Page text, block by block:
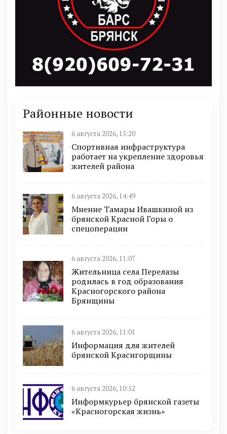
Районные новости
6 августа 2026, 15:20
Спортивная инфраструктура
работает на укрепление здоровья
жителей района
6 августа 2026, 14:49
Мнение Тамары Ивашкиной из
брянской Красной Горы о
спецоперации
6 августа 2026, 11:07
Жительница села Перелазы
родилась в год образования
Красногорского района
Брянщины
6 августа 2026, 11:01
Информация для жителей
брянской Краснгорщины
6 августа 2026, 10:52
Информкурьер брянской газеты
«Красногорская жизнь»